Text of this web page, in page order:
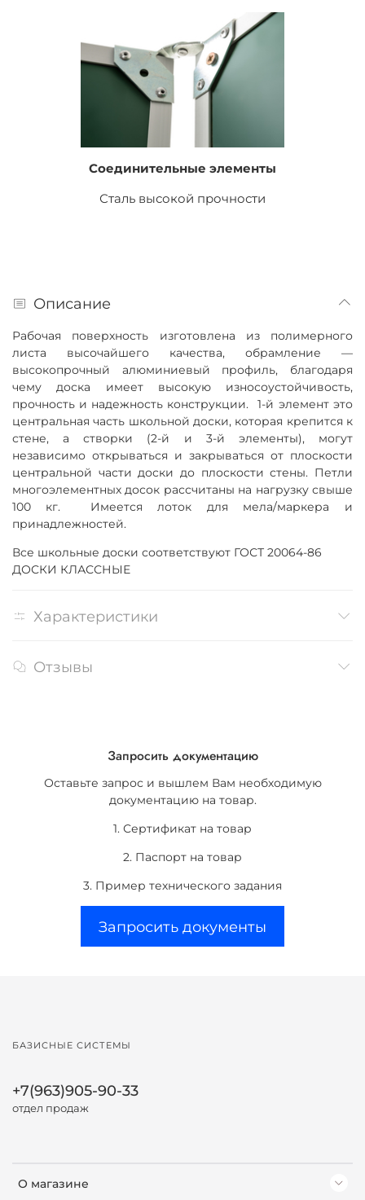
Соединительные элементы
Сталь высокой прочности
Описание
Рабочая поверхность изготовлена из полимерного
листа высочайшего качества, обрамление —
высокопрочный алюминиевый профиль, благодаря
чему доска имеет высокую износоустойчивость,
прочность и надежность конструкции. 1-й элемент это
центральная часть школьной доски, которая крепится к
стене, а створки (2-й и 3-й элементы), могут
независимо открываться и закрываться от плоскости
центральной части доски до плоскости стены. Петли
многоэлементных досок рассчитаны на нагрузку свыше
100 кг. Имеется лоток для мела/маркера и
принадлежностей.
Все школьные доски соответствуют ГОСТ 20064-86
ДОСКИ КЛАССНЫЕ
Характеристики
Отзывы
Запросить документацию
Оставьте запрос и вышлем Вам необходимую
документацию на товар.
1. Сертификат на товар
2. Паспорт на товар
3. Пример технического задания
Запросить документы
О магазине
БАЗИСНЫЕ СИСТЕМЫ
+7(963)905-90-33
отдел продаж